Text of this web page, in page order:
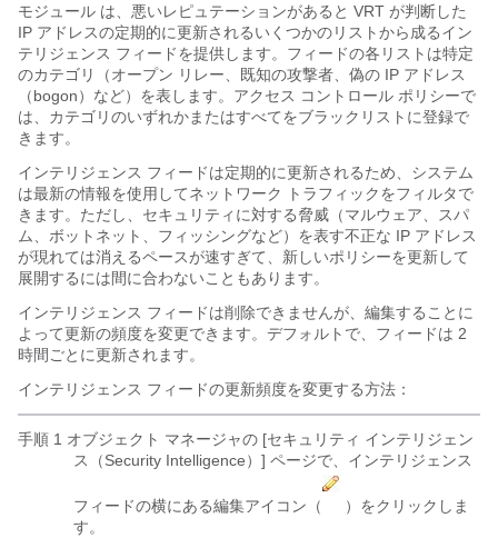
モジュール は、悪いレピュテーションがあると VRT が判断した
IP アドレスの定期的に更新されるいくつかのリストから成るイン
テリジェンス フィードを提供します。フィードの各リストは特定
のカテゴリ（オープン リレー、既知の攻撃者、偽の IP アドレス
（bogon）など）を表します。アクセス コントロール ポリシーで
は、カテゴリのいずれかまたはすべてをブラックリストに登録で
きます。
インテリジェンス フィードは定期的に更新されるため、システム
は最新の情報を使用してネットワーク トラフィックをフィルタで
きます。ただし、セキュリティに対する脅威（マルウェア、スパ
ム、ボットネット、フィッシングなど）を表す不正な IP アドレス
が現れては消えるペースが速すぎて、新しいポリシーを更新して
展開するには間に合わないこともあります。
インテリジェンス フィードは削除できませんが、編集することに
よって更新の頻度を変更できます。デフォルトで、フィードは 2
時間ごとに更新されます。
インテリジェンス フィードの更新頻度を変更する方法：
手順 1 オブジェクト マネージャの [セキュリティ インテリジェン
ス（Security Intelligence）] ページで、インテリジェンス
フィードの横にある編集アイコン（
）をクリックしま
す。